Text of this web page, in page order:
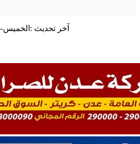
آخر تحديث : الخميس-06 أغسطس 2026-03:47م